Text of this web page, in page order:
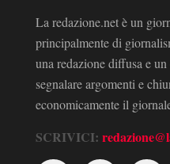
La redazione.net è un
principalmente di
una redazione diffusa e
segnalare argomenti e
economicamente il
SCRIVICI: